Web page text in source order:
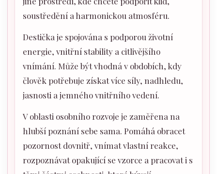
soustředění a harmonickou atmosféru.
Destička je spojována s podporou životní
energie, vnitřní stability a citlivějšího
vnímání. Může být vhodná v obdobích, kdy
člověk potřebuje získat více síly, nadhledu,
jasnosti a jemného vnitřního vedení.
V oblasti osobního rozvoje je zaměřena na
hlubší poznání sebe sama. Pomáhá obracet
pozornost dovnitř, vnímat vlastní reakce,
rozpoznávat opakující se vzorce a pracovat i s